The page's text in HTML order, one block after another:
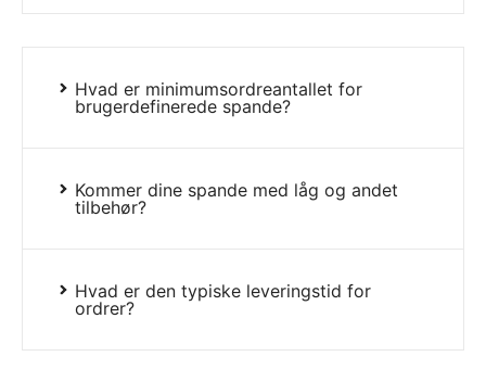
Hvad er minimumsordreantallet for
brugerdefinerede spande?
Kommer dine spande med låg og andet
tilbehør?
Hvad er den typiske leveringstid for
ordrer?